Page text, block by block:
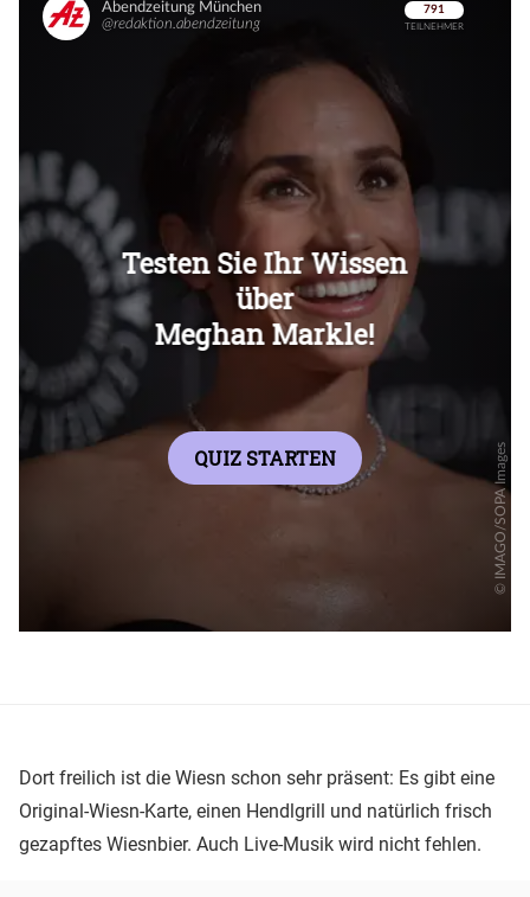
Überspringen
Überspringen
Dort freilich ist die Wiesn schon sehr präsent: Es gibt eine
Original-Wiesn-Karte, einen Hendlgrill und natürlich frisch
gezapftes Wiesnbier. Auch Live-Musik wird nicht fehlen.